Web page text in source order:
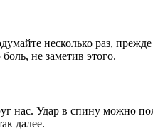
несколько раз,
не заметив этого.
нас. Удар в спину можно
далее.